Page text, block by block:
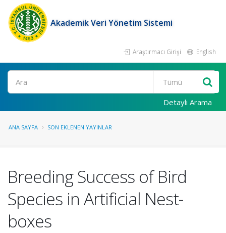
Akademik Veri Yönetim Sistemi
Araştırmacı Girişi English
Ara
Detaylı Arama
ANA SAYFA SON EKLENEN YAYINLAR
Breeding Success of Bird
Species in Artificial Nest-
boxes